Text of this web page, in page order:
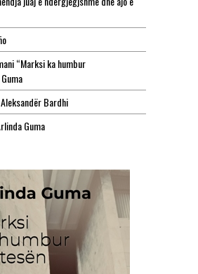
“Marksi ka humbur
Bardhi
Guma